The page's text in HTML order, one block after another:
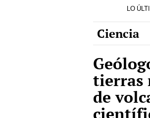
LO
Ciencia
tierras
de